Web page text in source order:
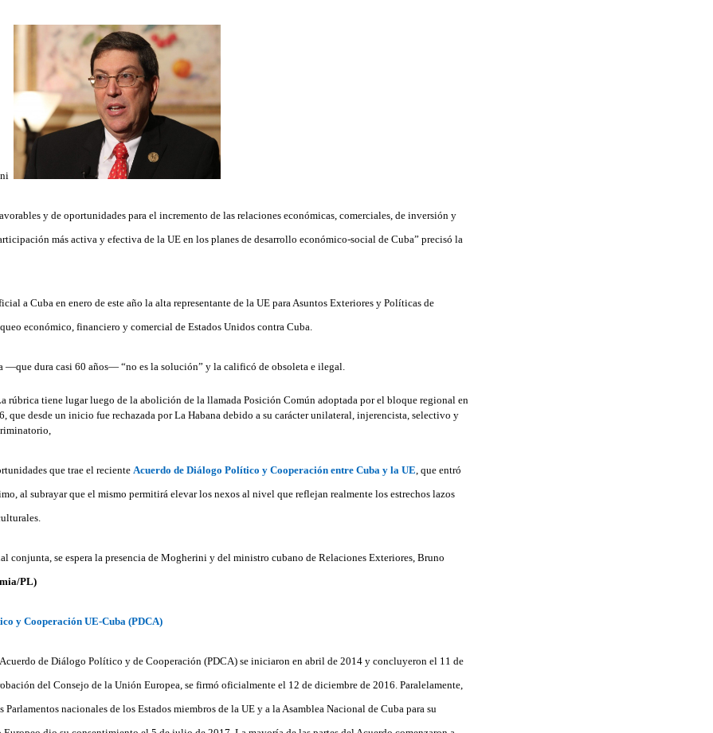
y de oportunidades para el incremento de las relaciones económicas, comerciales, de inversión y
más activa y efectiva de la UE en los planes de desarrollo económico-social de Cuba” precisó la
a Cuba en enero de este año la alta representante de la UE para Asuntos Exteriores y Políticas de
económico, financiero y comercial de Estados Unidos contra Cuba.
dura casi 60 años— “no es la solución” y la calificó de obsoleta e ilegal.
que trae el reciente Acuerdo de Diálogo Político y Cooperación entre Cuba y la UE , que entró
al subrayar que el mismo permitirá elevar los nexos al nivel que reflejan realmente los estrechos lazos
conjunta, se espera la presencia de Mogherini y del ministro cubano de Relaciones Exteriores, Bruno
PL)
y Cooperación UE-Cuba (PDCA)
de Diálogo Político y de Cooperación (PDCA) se iniciaron en abril de 2014 y concluyeron el 11 de
del Consejo de la Unión Europea, se firmó oficialmente el 12 de diciembre de 2016. Paralelamente,
Parlamentos nacionales de los Estados miembros de la UE y a la Asamblea Nacional de Cuba para su